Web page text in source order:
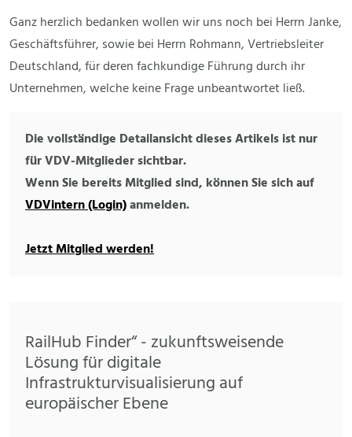
Ganz herzlich bedanken wollen wir uns noch bei Herrn Janke,
Geschäftsführer, sowie bei Herrn Rohmann, Vertriebsleiter
Deutschland, für deren fachkundige Führung durch ihr
Unternehmen, welche keine Frage unbeantwortet ließ.
Die vollständige Detailansicht dieses Artikels ist nur
für VDV-Mitglieder sichtbar.
Wenn Sie bereits Mitglied sind, können Sie sich auf
VDVintern (Login)anmelden.
Jetzt Mitglied werden!
RailHub Finder“ - zukunftsweisende
Lösung für digitale
Infrastrukturvisualisierung auf
europäischer Ebene